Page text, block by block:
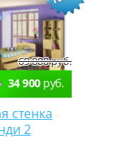
69 800 руб.
34 900руб.
стенка
2